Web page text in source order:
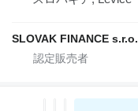
SLOVAK FINANCE s.r.o.